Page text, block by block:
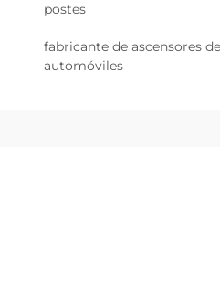
postes
fabricante de ascensores
automóviles